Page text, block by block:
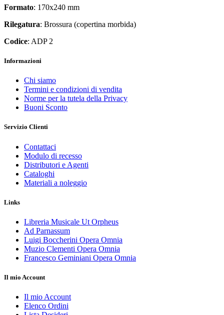
Formato: 170x240 mm
Rilegatura: Brossura (copertina morbida)
Codice: ADP 2
Informazioni
Chi siamo
Termini e condizioni di vendita
Norme per la tutela della Privacy
Buoni Sconto
Servizio Clienti
Contattaci
Modulo di recesso
Distributori e Agenti
Cataloghi
Materiali a noleggio
Links
Libreria Musicale Ut Orpheus
Ad Parnassum
Luigi Boccherini Opera Omnia
Muzio Clementi Opera Omnia
Francesco Geminiani Opera Omnia
Il mio Account
Il mio Account
Elenco Ordini